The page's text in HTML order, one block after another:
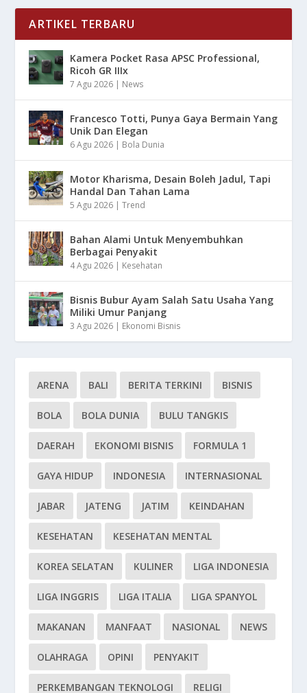
ARTIKEL TERBARU
Kamera Pocket Rasa APSC Professional,
Ricoh GR IIIx
7 Agu 2026 | News
Francesco Totti, Punya Gaya Bermain Yang
Unik Dan Elegan
6 Agu 2026 | Bola Dunia
Motor Kharisma, Desain Boleh Jadul, Tapi
Handal Dan Tahan Lama
5 Agu 2026 |Trend
Bahan Alami Untuk Menyembuhkan
Berbagai Penyakit
4 Agu 2026 | Kesehatan
Bisnis Bubur Ayam Salah Satu Usaha Yang
Miliki Umur Panjang
3 Agu 2026 | Ekonomi Bisnis
ARENA BALI BERITA TERKINI BISNIS
BOLA BOLA DUNIA BULU TANGKIS
DAERAH EKONOMI BISNIS FORMULA 1
GAYA HIDUP INDONESIA INTERNASIONAL
JABAR JATENG JATIM KEINDAHAN
KESEHATAN KESEHATAN MENTAL
KOREA SELATAN KULINER LIGA INDONESIA
LIGA INGGRIS LIGA ITALIA LIGA SPANYOL
MAKANAN MANFAAT NASIONAL NEWS
OLAHRAGA OPINI PENYAKIT
PERKEMBANGAN TEKNOLOGI RELIGI